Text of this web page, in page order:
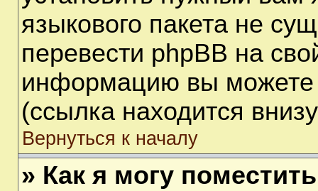
языкового пакета не
перевести phpBB на
информацию вы можете
(ссылка находится
Вернуться к началу
» Как я могу